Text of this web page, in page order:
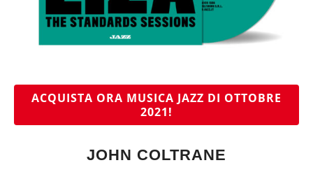
ACQUISTA ORA MUSICA JAZZ DI OTTOBRE
2021!
JOHN COLTRANE